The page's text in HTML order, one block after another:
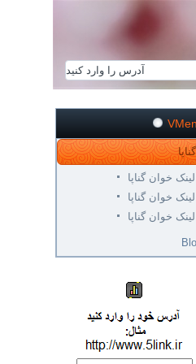
لینک خوان گناپا
لینک خوان گناپا
لینک خوان گناپا